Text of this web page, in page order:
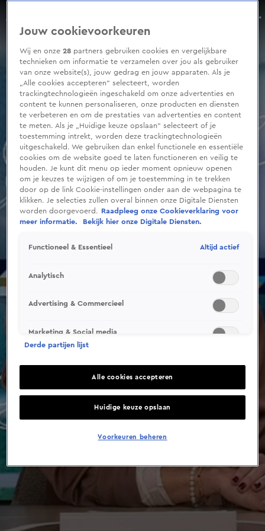
Jutta Leerdam viert groot feest na haar overwinning in Milaan
Aflevering 42, Seizoen 2026
of
seconds
Jouw cookievoorkeuren
Wij en onze28 partners gebruiken cookies en vergelijkbare
technieken om informatie te verzamelen over jou als gebruiker
van onze website(s), jouw gedrag en jouw apparaten. Als je
„Alle cookies accepteren” selecteert, worden
trackingtechnologieën ingeschakeld om onze advertenties en
content te kunnen personaliseren, onze producten en diensten
te verbeteren en om de prestaties van advertenties en content
te meten. Als je „Huidige keuze opslaan” selecteert of je
toestemming intrekt, worden deze trackingtechnologieën
uitgeschakeld. We gebruiken dan enkel functionele en essentiële
cookies om de website goed te laten functioneren en veilig te
houden. Je kunt dit menu op ieder moment opnieuw openen
om je keuzes te wijzigen of om je toestemming in te trekken
door op de link Cookie-instellingen onder aan de webpagina te
klikken. Je selecties zullen overal binnen onze Digitale Diensten
worden doorgevoerd.
Raadpleeg onze Cookieverklaring voor
meer informatie.
Bekijk hier onze Digitale Diensten.
Functioneel & Essentieel Altijd actief
Analytisch
Advertising & Commercieel
Marketing & Social media
Derde partijen lijst
Alle cookies accepteren
Huidige keuze opslaan
Voorkeuren beheren